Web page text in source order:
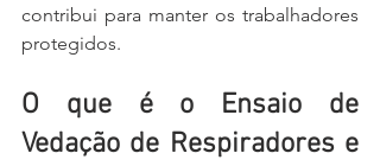
contribui para manter os trabalhadores
protegidos.
O que é o Ensaio de
Vedação de Respiradores e